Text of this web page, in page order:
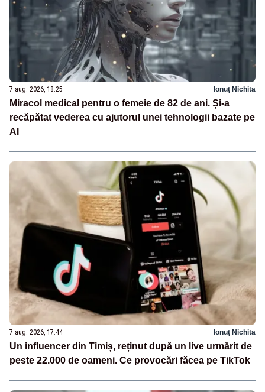
7 aug. 2026, 18:25 Ionuț Nichita
Miracol medical pentru o femeie de 82 de ani. Și-a
recăpătat vederea cu ajutorul unei tehnologii bazate pe
AI
7 aug. 2026, 17:44 Ionuț Nichita
Un influencer din Timiș, reținut după un live urmărit de
peste 22.000 de oameni. Ce provocări făcea pe TikTok